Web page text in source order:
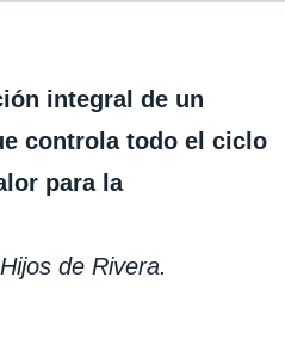
integral de un
controla todo el ciclo
para la
de Rivera.